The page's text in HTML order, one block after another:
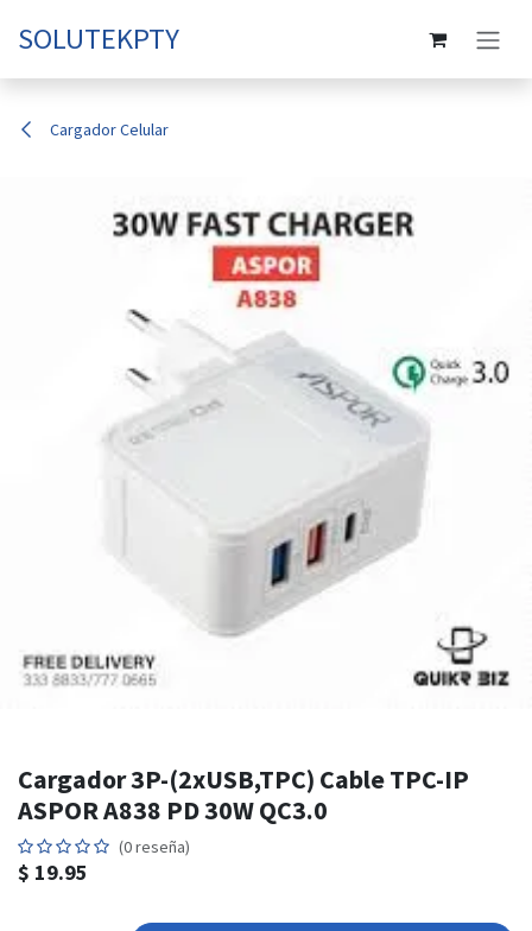
SOLUTEKPTY
Cargador Celular
Cargador 3P-(2xUSB,TPC) Cable TPC-IP
ASPOR A838 PD 30W QC3.0
(0 reseña)
$ 19.95